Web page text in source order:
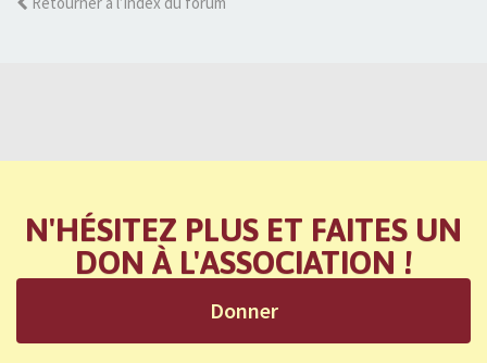
N'HÉSITEZ PLUS ET FAITES UN
DON À L'ASSOCIATION !
Donner